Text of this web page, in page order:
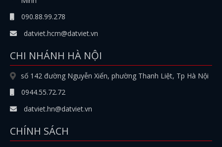
090.88.99.278
datviet.hcm@datviet.vn
CHI NHÁNH HÀ NỘI
số 142 đường Nguyễn Xiển, phường Thanh Liệt, Tp Hà Nội
0944.55.72.72
datviet.hn@datviet.vn
CHÍNH SÁCH